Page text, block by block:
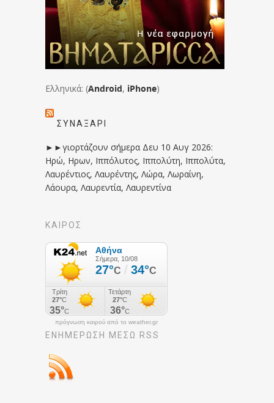
Ελληνικά: (Android, iPhone)
ΣΥΝΑΞΆΡΙ
►►γιορτάζουν σήμερα Δευ 10 Αυγ 2026:
Ηρώ, Ηρων, Ιππόλυτος, Ιππολύτη, Ιππολύτα,
Λαυρέντιος, Λαυρέντης, Λώρα, Λωραίνη,
Λάουρα, Λαυρεντία, Λαυρεντίνα
ΚΑΙΡΟΣ
πρόγνωση καιρού από το weather.gr
ΕΝΗΜΈΡΩΣΉ ΜΕΣΩ RSS